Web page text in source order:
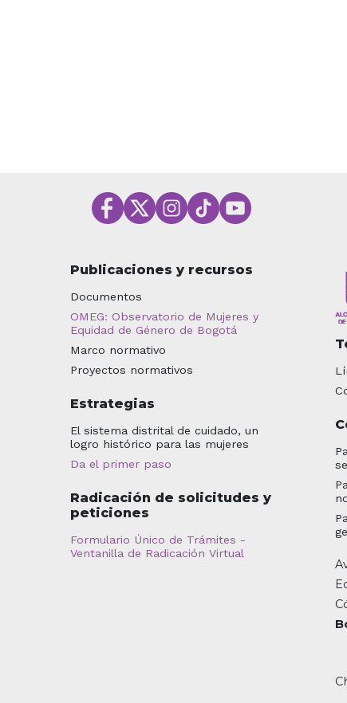
Publicaciones y recursos
Documentos
OMEG: Observatorio de Mujeres y
Equidad de Género de Bogotá
Marco normativo
Proyectos normativos
Estrategias
El sistema distrital de cuidado, un
logro histórico para las mujeres
Da el primer paso
Radicación de solicitudes y
peticiones
Formulario Único de Trámites -
Ventanilla de Radicación Virtual